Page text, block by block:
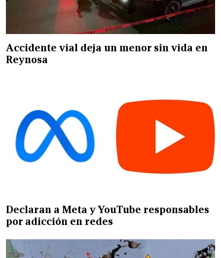
Accidente vial deja un menor sin vida en
Reynosa
Declaran a Meta y YouTube responsables
por adicción en redes